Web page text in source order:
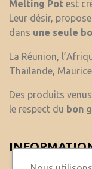
Melting Pot est
Leur désir,
dans une seule
La Réunion,
Thaïlande,
Des produits
le respect du bon